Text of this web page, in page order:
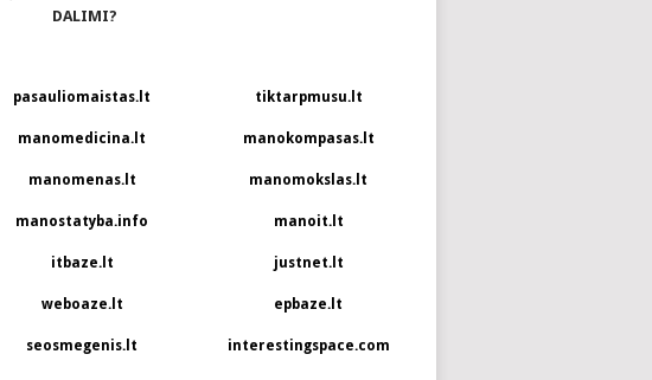
DALIMI?
pasauliomaistas.lt tiktarpmusu.lt
manomedicina.lt manokompasas.lt
manomenas.lt manomokslas.lt
manostatyba.info manoit.lt
itbaze.lt justnet.lt
weboaze.lt epbaze.lt
seosmegenis.lt interestingspace.com